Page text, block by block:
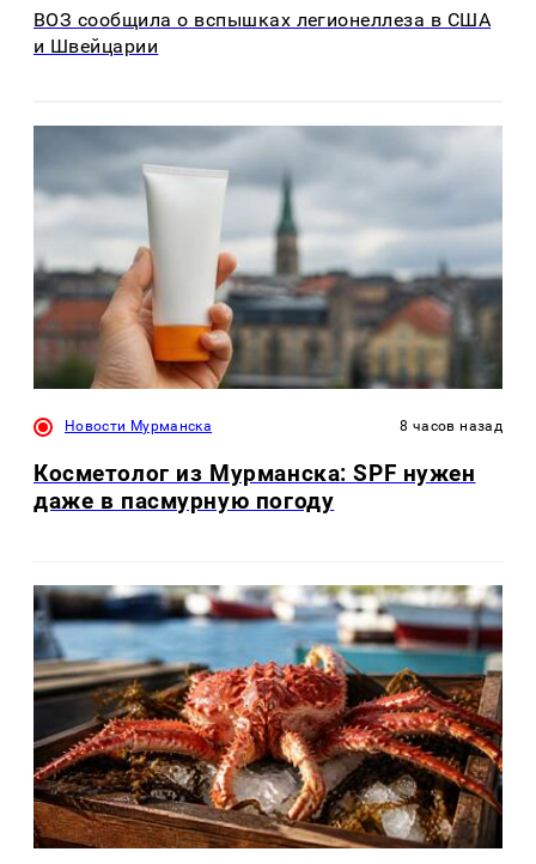
ВОЗ сообщила о вспышках легионеллеза в США
и Швейцарии
Новости Мурманска 8 часов назад
Косметолог из Мурманска: SPF нужен
даже в пасмурную погоду